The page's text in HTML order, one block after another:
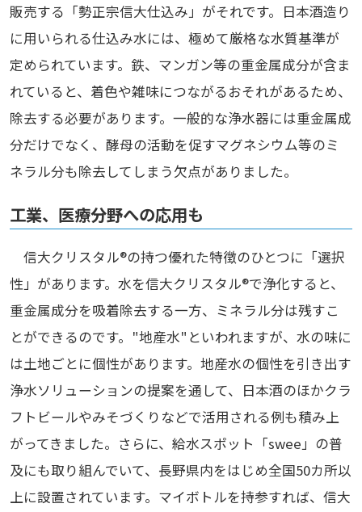
販売する「勢正宗信大仕込み」がそれです。日本酒造り
に用いられる仕込み水には、極めて厳格な水質基準が
定められています。鉄、マンガン等の重金属成分が含ま
れていると、着色や雑味につながるおそれがあるため、
除去する必要があります。一般的な浄水器には重金属成
分だけでなく、酵母の活動を促すマグネシウム等のミ
ネラル分も除去してしまう欠点がありました。
工業、医療分野への応用も
信大クリスタル®の持つ優れた特徴のひとつに「選択
性」があります。水を信大クリスタル®で浄化すると、
重金属成分を吸着除去する一方、ミネラル分は残すこ
とができるのです。"地産水"といわれますが、水の味に
は土地ごとに個性があります。地産水の個性を引き出す
浄水ソリューションの提案を通して、日本酒のほかクラ
フトビールやみそづくりなどで活用される例も積み上
がってきました。さらに、給水スポット「swee」の普
及にも取り組んでいて、長野県内をはじめ全国50カ所以
上に設置されています。マイボトルを持参すれば、信大